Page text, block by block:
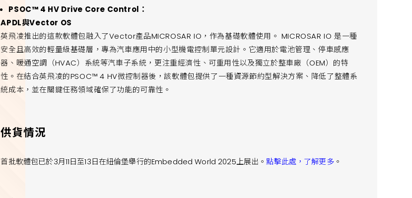
PSOC™ 4 HV Drive Core Control：
APDL與Vector OS
英飛凌推出的這款軟體包融入了Vector產品MICROSAR IO，作為基礎軟體使用。 MICROSAR IO 是一種
安全且高效的輕量級基礎層，專為汽車應用中的小型機電控制單元設計。它適用於電池管理、停車感應
器、暖通空調（HVAC）系統等汽車子系統，更注重經濟性、可重用性以及獨立於整車廠（OEM）的特
性。在結合英飛凌的PSOC™ 4 HV微控制器後，該軟體包提供了一種資源節約型解決方案、降低了整體系
統成本，並在關鍵任務領域確保了功能的可靠性。
供貨情況
首批軟體包已於3月11日至13日在紐倫堡舉行的Embedded World 2025上展出。點擊此處，了解更多。